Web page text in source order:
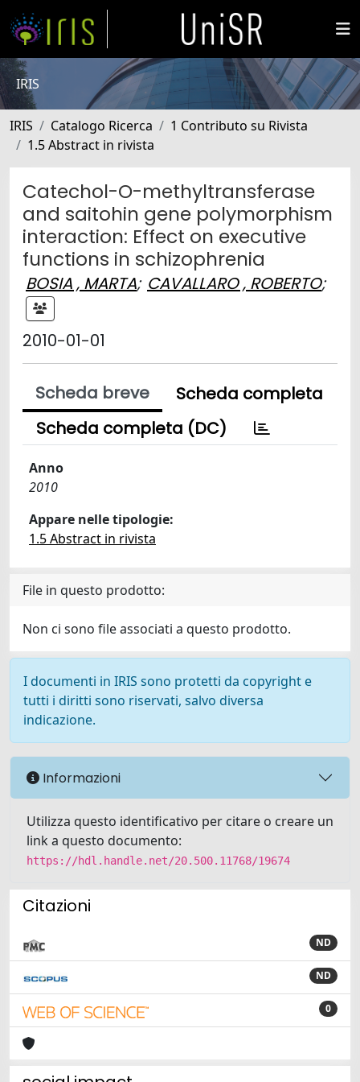
IRIS
IRIS Catalogo Ricerca
1 Contributo su Rivista
1.5 Abstract in rivista
Catechol-O-methyltransferase
and saitohin gene polymorphism
interaction: Effect on executive
functions in schizophrenia
BOSIA , MARTA; CAVALLARO , ROBERTO;
2010-01-01
Scheda breve
Scheda completa
Scheda completa (DC)
Anno
2010
Appare nelle tipologie:
1.5 Abstract in rivista
File in questo prodotto:
Non ci sono file associati a questo prodotto.
I documenti in IRIS sono protetti da copyright e
tutti i diritti sono riservati, salvo diversa
indicazione.
Informazioni
Utilizza questo identificativo per citare o creare un
link a questo documento:
https://hdl.handle.net/20.500.11768/19674
Citazioni
ND
ND
0